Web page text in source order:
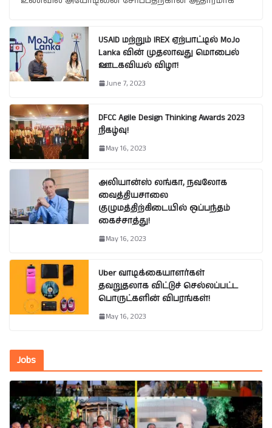
USAID மற்றும் IREX ஏற்பாட்டில் MoJo
Lanka வின் முதலாவது மொபைல்
ஊடகவியல் விழா!
June 7, 2023
DFCC Agile Design Thinking Awards 2023
நிகழ்வு!
May 16, 2023
அலியான்ஸ் லங்கா, நவலோக
வைத்தியசாலை
குழுமத்திற்கிடையில் ஒப்பந்தம்
கைச்சாத்து!
May 16, 2023
Uber வாடிக்கையாளர்கள்
தவறுதலாக விட்டுச் செல்லப்பட்ட
பொருட்களின் விபரங்கள்!
May 16, 2023
Jobs